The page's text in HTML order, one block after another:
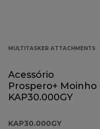
MULTITASKER ATTACHMENTS
Acessório
Prospero+ Moinho
KAP30.000GY
KAP30.000GY